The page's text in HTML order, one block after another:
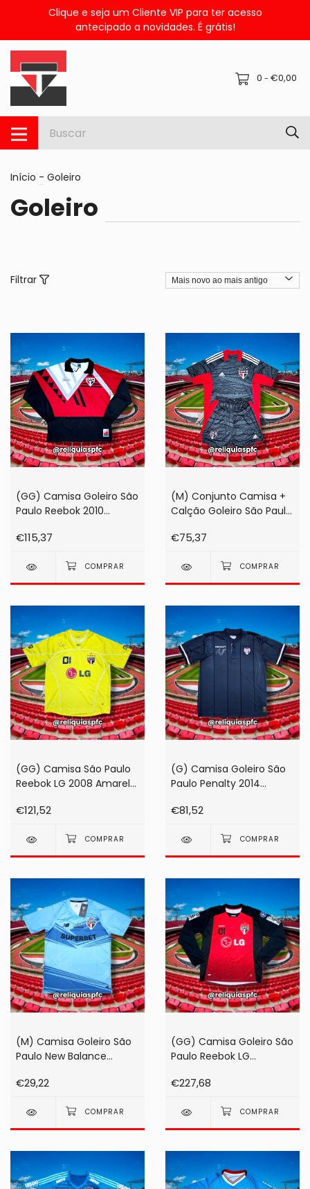
Clique e seja um Cliente VIP para ter acesso
antecipado a novidades. É grátis!
0 - €0,00
Início - Goleiro
Goleiro
Filtrar
(GG) Camisa Goleiro São
Paulo Reebok 2010
etiqueta!)
€115,37
(M) Conjunto Camisa +
Calção Goleiro São Paulo
Chumbo/Grafite
€75,37
(GG) Camisa São Paulo
Reebok LG 2008 Amarela
€121,52
(G) Camisa Goleiro São
Paulo Penalty 2014
Ceni
€81,52
(M) Camisa Goleiro São
Paulo New Balance
etiqueta!)
€29,22
(GG) Camisa Goleiro São
Paulo Reebok LG
Rogério Ceni
€227,68